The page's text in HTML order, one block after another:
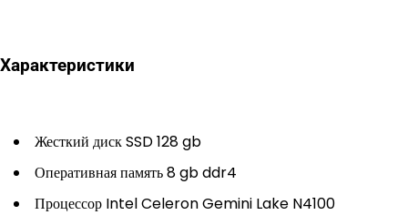
Характеристики
Жесткий диск SSD 128 gb
Оперативная память 8 gb ddr4
Процессор Intel Celeron Gemini Lake N4100